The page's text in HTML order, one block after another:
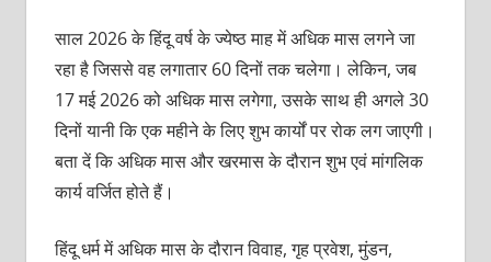
साल 2026 के हिंदू वर्ष के ज्येष्ठ माह में अधिक मास लगने जा
रहा है जिससे वह लगातार 60 दिनों तक चलेगा। लेकिन, जब
17 मई 2026 को अधिक मास लगेगा, उसके साथ ही अगले 30
दिनों यानी कि एक महीने के लिए शुभ कार्यों पर रोक लग जाएगी।
बता दें कि अधिक मास और खरमास के दौरान शुभ एवं मांगलिक
कार्य वर्जित होते हैं।
हिंदू धर्म में अधिक मास के दौरान विवाह, गृह प्रवेश, मुंडन,